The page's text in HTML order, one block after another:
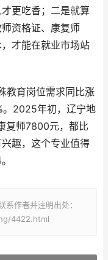
更吃香；二是就算
资格证、康复师
才能在就业市场站
教育岗位需求同比涨
。2025年初，辽宁地
复师7800元，都比
趣，这个专业值得
作者并注明出处：
4422.html